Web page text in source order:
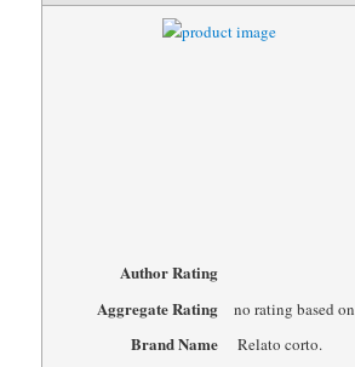
Author Rating
Aggregate Rating
no rating based on
Brand Name Relato corto.